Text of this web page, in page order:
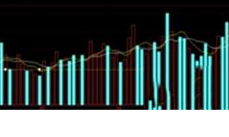
沪深300 4651.31